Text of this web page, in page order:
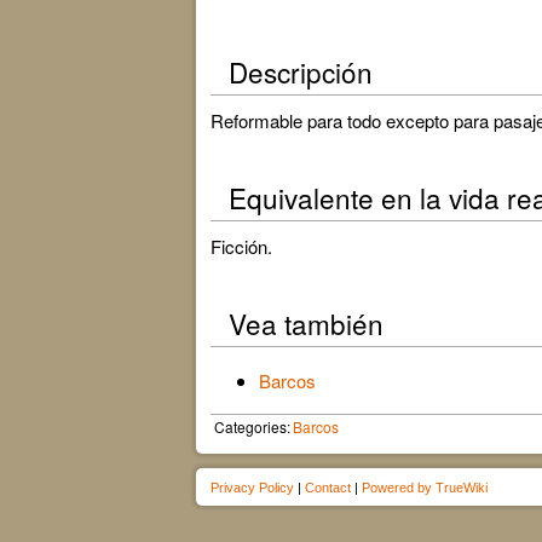
Descripción
Reformable para todo excepto para
Equivalente en la vida
Ficción.
Vea también
Barcos
Categories:Barcos
Privacy Policy | Contact | Powered by TrueWiki